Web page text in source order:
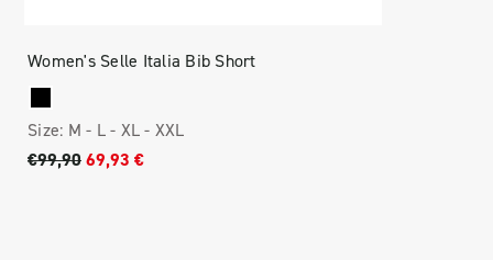
Women's Selle Italia Bib Short
Size: M - L - XL - XXL
€99,90 69,93 €